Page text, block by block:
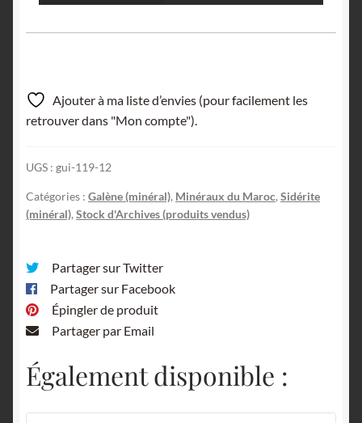
Ajouter à ma liste d’envies (pour facilement les
retrouver dans "Mon compte").
UGS : gui-119-12
Catégories : Galène (minéral), Minéraux du Maroc, Sidérite
(minéral), Stock d'Archives (produits vendus)
Partager sur Twitter
Partager sur Facebook
Épingler de produit
Partager par Email
Également disponible :